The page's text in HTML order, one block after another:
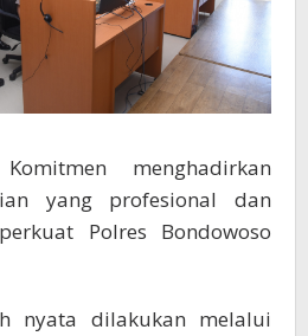
menghadirkan
yang profesional dan
Polres Bondowoso
nyata dilakukan melalui